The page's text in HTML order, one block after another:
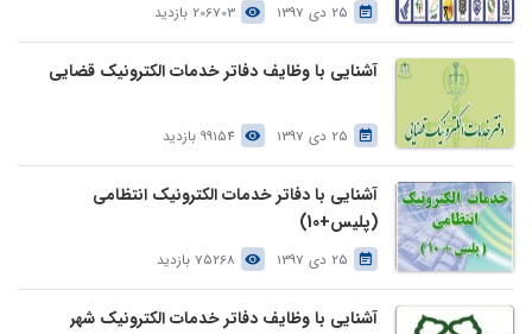
25 دی 1397 206703 بازدید
آشنایی با وظایف دفاتر خدمات الکترونیک قضایی
25 دی 1397 99154 بازدید
آشنایی با دفاتر خدمات الکترونیک انتظامی
(پلیس+10)
25 دی 1397 75268 بازدید
آشنایی با وظایف دفاتر خدمات الکترونیک شهر